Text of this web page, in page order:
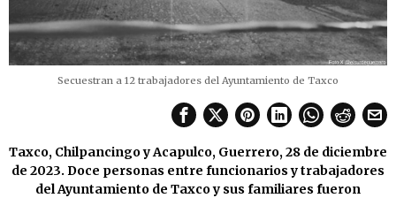
Secuestran a 12 trabajadores del Ayuntamiento de Taxco
Taxco, Chilpancingo y Acapulco, Guerrero, 28 de diciembre
de 2023. Doce personas entre funcionarios y trabajadores
del Ayuntamiento de Taxco y sus familiares fueron